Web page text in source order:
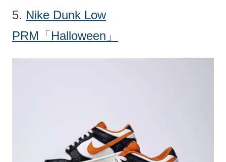
5. Nike Dunk Low
PRM「Halloween」